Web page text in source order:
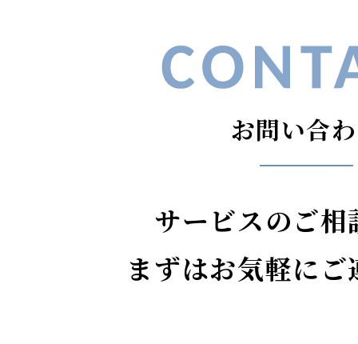
お問い合
サービスのご
まずはお気軽に